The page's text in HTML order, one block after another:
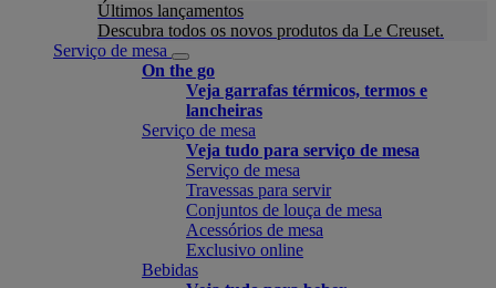
Últimos lançamentos
Descubra todos os novos produtos da Le Creuset.
Serviço de mesa
On the go
Veja garrafas térmicos, termos e
lancheiras
Serviço de mesa
Veja tudo para serviço de mesa
Serviço de mesa
Travessas para servir
Conjuntos de louça de mesa
Acessórios de mesa
Exclusivo online
Bebidas